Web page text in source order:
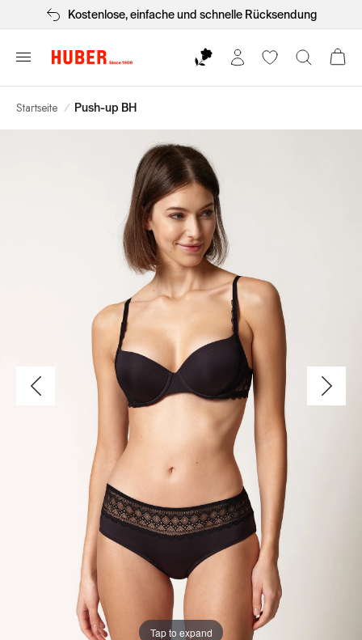
Kostenlose, einfache und schnelle Rücksendung
Startseite / Push-up BH
Tap to expand